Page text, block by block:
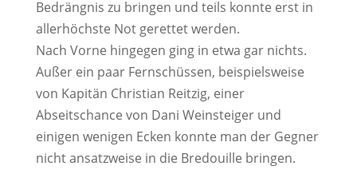
Bedrängnis zu bringen und teils konnte erst in
allerhöchste Not gerettet werden.
Nach Vorne hingegen ging in etwa gar nichts.
Außer ein paar Fernschüssen, beispielsweise
von Kapitän Christian Reitzig, einer
Abseitschance von Dani Weinsteiger und
einigen wenigen Ecken konnte man der Gegner
nicht ansatzweise in die Bredouille bringen.